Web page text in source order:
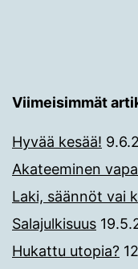
Viimeisimmät
Hyvää kesää!
Akateeminen
Laki, säännöt vai
Salajulkisuus
Hukattu utopia?